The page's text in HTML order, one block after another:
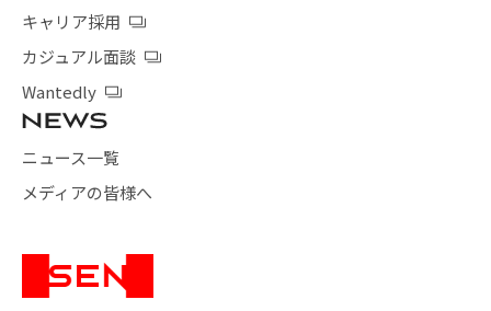
キャリア採用
カジュアル面談
Wantedly
ニュース一覧
メディアの皆様へ